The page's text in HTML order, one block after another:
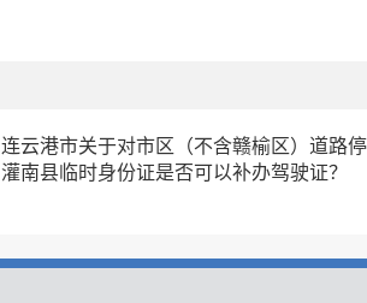
连云港市关于对市区（不含赣榆区）道路
灌南县临时身份证是否可以补办驾驶证？